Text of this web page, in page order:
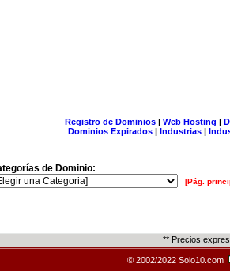
Registro de Dominios| Web Hosting |
Dominios Expirados | Industrias |
de Dominio:
[Pág.
** Precios
© 2002/2022 Solo10.com